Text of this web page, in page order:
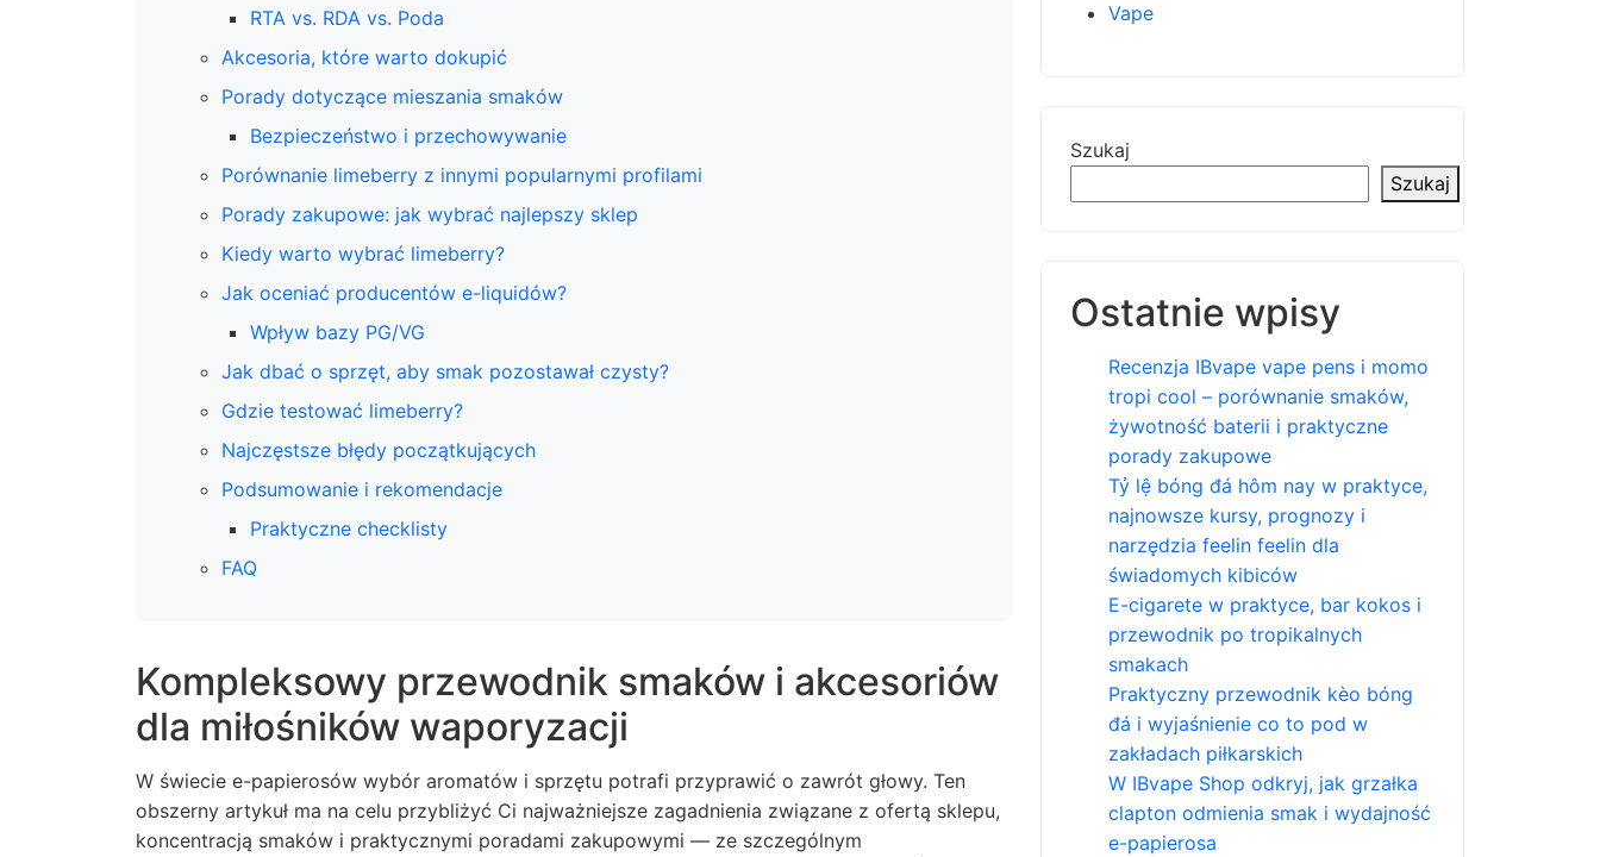
RTA vs. RDA vs. Poda
Akcesoria, które warto dokupić
Porady dotyczące mieszania smaków
Bezpieczeństwo i przechowywanie
Porównanie limeberry z innymi popularnymi profilami
Porady zakupowe: jak wybrać najlepszy sklep
Kiedy warto wybrać limeberry?
Jak oceniać producentów e-liquidów?
Wpływ bazy PG/VG
Jak dbać o sprzęt, aby smak pozostawał czysty?
Gdzie testować limeberry?
Najczęstsze błędy początkujących
Podsumowanie i rekomendacje
Praktyczne checklisty
FAQ
Kompleksowy przewodnik smaków i akcesoriów
dla miłośników waporyzacji
W świecie e-papierosów wybór aromatów i sprzętu potrafi przyprawić o zawrót głowy. Ten
obszerny artykuł ma na celu przybliżyć Ci najważniejsze zagadnienia związane z ofertą sklepu,
koncentracją smaków i praktycznymi poradami zakupowymi — ze szczególnym
Vape
Szukaj
Szukaj
Ostatnie wpisy
Recenzja IBvape vape pens i momo
tropi cool – porównanie smaków,
żywotność baterii i praktyczne
porady zakupowe
Tỷ lệ bóng đá hôm nay w praktyce,
najnowsze kursy, prognozy i
narzędzia feelin feelin dla
świadomych kibiców
E-cigarete w praktyce, bar kokos i
przewodnik po tropikalnych
smakach
Praktyczny przewodnik kèo bóng
đá i wyjaśnienie co to pod w
zakładach piłkarskich
W IBvape Shop odkryj, jak grzałka
clapton odmienia smak i wydajność
e-papierosa